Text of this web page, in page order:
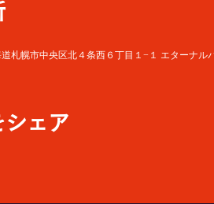
道札幌市中央区北４条西６丁目１−１ エターナル
シェア